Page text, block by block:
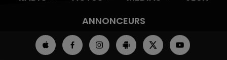
ANNONCEURS